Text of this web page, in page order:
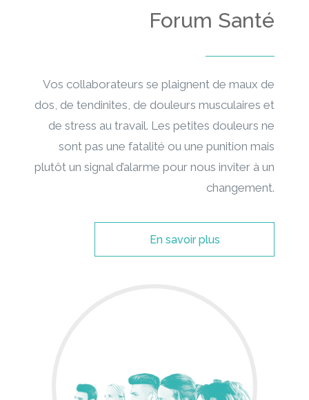
Forum Santé
Vos collaborateurs se plaignent de maux de
dos, de tendinites, de douleurs musculaires et
de stress au travail. Les petites douleurs ne
sont pas une fatalité ou une punition mais
plutôt un signal d’alarme pour nous inviter à un
changement.
En savoir plus